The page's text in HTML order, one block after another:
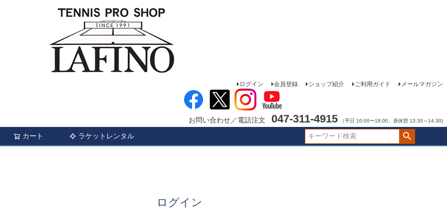
ログイン 会員登録 ショップ紹介 ご利用ガイド メールマガジン
お問い合わせ／電話注文 047-311-4915 （平日 10:00〜18:00、昼休憩 13:30～14:30)
カート ラケットレンタル
ログイン